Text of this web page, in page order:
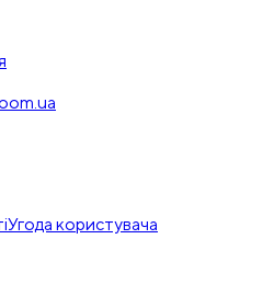
Угода користувача